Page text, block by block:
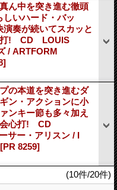
ん中を突き進む徹頭
いハード・バッ
奏が続いてスカッと
打! CD LOUIS
/ ARTFORM
の本道を突き進むダ
ン・アクションに小
ンキー節も多々加え
会心打! CD
サー・アリスン / I
[PR 8259]
(10件/20件)